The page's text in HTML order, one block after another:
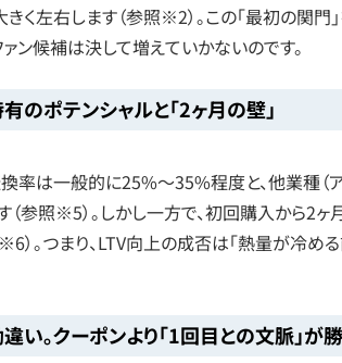
く左右します（参照※2）。この「最初の関
ン候補は決して増えていかないのです。
のポテンシャルと「2ヶ月の壁」
換率は一般的に25%〜35%程度と、他業種
（参照※5）。しかし一方で、初回購入から2
）。つまり、LTV向上の成否は「熱量が冷
い。クーポンより「1回目との文脈」が